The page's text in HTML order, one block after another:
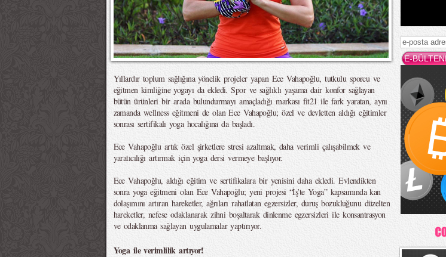
Yıllardır toplum sağlığına yönelik projeler yapan Ece Vahapoğlu, tutkulu sporcu ve
eğitmen kimliğine yogayı da ekledi. Spor ve sağlıklı yaşama dair konfor sağlayan
bütün ürünleri bir arada bulundurmayı amaçladığı markası fit21 ile fark yaratan, aynı
zamanda wellness eğitmeni de olan Ece Vahapoğlu; özel ve devletten aldığı eğitimler
sonrası sertifikalı yoga hocalığına da başladı.
Ece Vahapoğlu artık özel şirketlere stresi azaltmak, daha verimli çalışabilmek ve
yaratıcılığı artırmak için yoga dersi vermeye başlıyor.
Ece Vahapoğlu, aldığı eğitim ve sertifikalara bir yenisini daha ekledi. Evlendikten
sonra yoga eğitmeni olan Ece Vahapoğlu; yeni projesi “İş’te Yoga” kapsamında kan
dolaşımını artıran hareketler, ağrıları rahatlatan egzersizler, duruş bozukluğunu düzelten
hareketler, nefese odaklanarak zihni boşaltarak dinlenme egzersizleri ile konsantrasyon
ve odaklanma sağlayan uygulamalar yaptırıyor.
Yoga ile verimlilik artıyor!